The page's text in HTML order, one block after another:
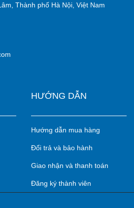
Thành phố Hà Nội, Việt Nam
HƯỚNG DẪN
Hướng dẫn mua hàng
Đổi trả và bảo hành
Giao nhận và thanh toán
Đăng ký thành viên